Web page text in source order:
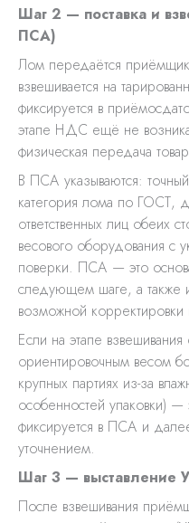
Шаг 2 — поставка и
ПСА)
Лом передаётся
взвешивается на
фиксируется в
этапе НДС ещё не
физическая передача
В ПСА указываются:
категория лома по
ответственных лиц обеих
весового оборудования с
поверки. ПСА — это
следующем шаге, а также
возможной
Если на этапе
ориентировочным весом
крупных партиях из-за
особенностей упаковки) —
фиксируется в ПСА и
уточнением.
Шаг 3 — выставление
После взвешивания